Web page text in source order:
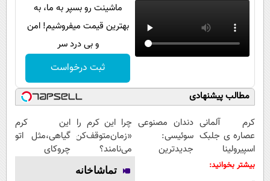
ماشینت رو بسپر به ما، به
بهترین قیمت میفروشیم! امن
و بی درد سر
ثبت درخواست
مطالب پیشنهادی
کرم آلمانی
عصاره ی جلبک
اسپیرولینا
معروف به
دندان مصنوعی
سوئیسی:
جدیدترین
چرا این کرم را
«زمان‌متوقف‌کن»
می‌نامند؟
این کرم
گیاهی،مثل اتو
چروکای
بیشتر بخوانید: تماشاخانه